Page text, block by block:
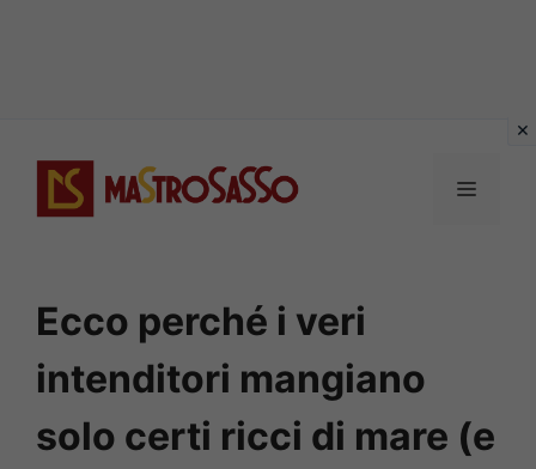
contenuto
MENU
Ecco perché i veri
intenditori mangiano
solo certi ricci di mare (e